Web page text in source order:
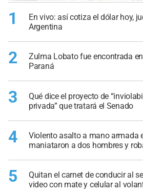
1
En vivo: así cotiza el dólar hoy,
Argentina
2
Zulma Lobato fue encontrada
Paraná
3
Qué dice el proyecto de
privada” que tratará el Senado
4
Violento asalto a mano armada
maniataron a dos hombres y
5
Quitan el carnet de conducir al
video con mate y celular al